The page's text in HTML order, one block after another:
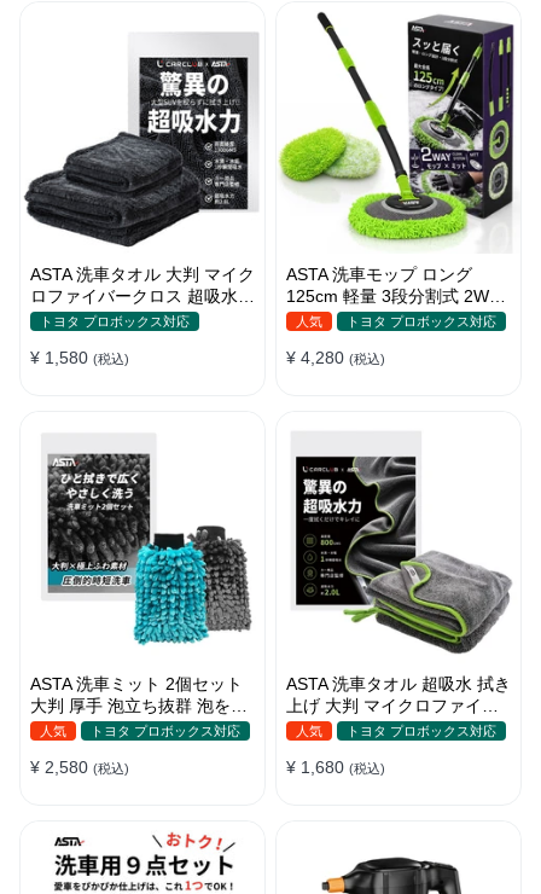
ASTA 洗車タオル 大判 マイク
ロファイバークロス 超吸水ツ
イストパイル 洗車クロス 傷
トヨタ プロボックス対応
¥ 1,580 (税込)
ASTA 洗車モップ ロング
125cm 軽量 3段分割式 2WAY
洗車ブラシ スポンジ 高吸水
110°可動ヘッド 15°カーブ設
人気 トヨタ プロボックス対応
¥ 4,280 (税込)
ASTA 洗車ミット 2個セット
大判 厚手 泡立ち抜群 泡をし
っかりキープ 洗車スポンジ
ーブ 傷つきにくい ボディ ガ
人気 トヨタ プロボックス対応
¥ 2,580 (税込)
ASTA 洗車タオル 超吸水 拭き
上げ 大判 マイクロファイバ
ークロス プロ仕様 水拭き 窓
傷つかない 撥水 厚手 両面 大
人気 トヨタ プロボックス対応
¥ 1,680 (税込)